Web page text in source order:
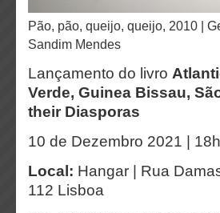
Pão, pão, queijo, queijo, 2010 | Gelantin silver print | 60 x 200 cm ©
Sandim Mendes
Lançamento do livro
Verde, Guinea Bissau,
their Diasporas
10 de Dezembro 2021 |
Local: Hangar | Rua
112 Lisboa